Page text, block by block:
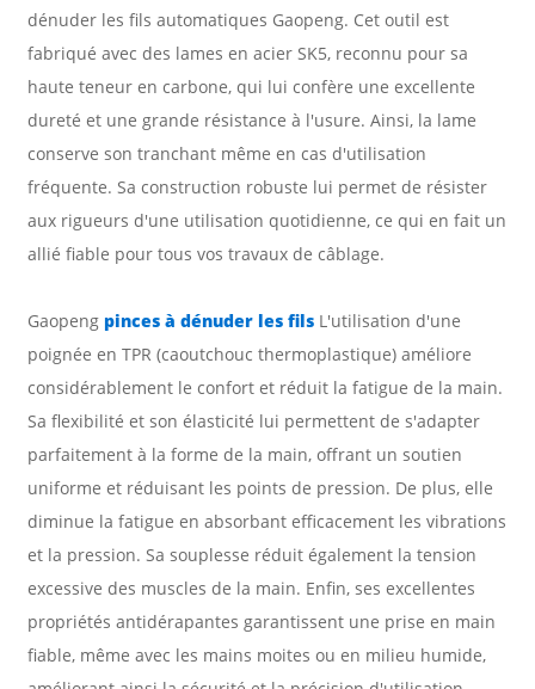
dénuder les fils automatiques Gaopeng. Cet outil est
fabriqué avec des lames en acier SK5, reconnu pour sa
haute teneur en carbone, qui lui confère une excellente
dureté et une grande résistance à l'usure. Ainsi, la lame
conserve son tranchant même en cas d'utilisation
fréquente. Sa construction robuste lui permet de résister
aux rigueurs d'une utilisation quotidienne, ce qui en fait un
allié fiable pour tous vos travaux de câblage.
Gaopeng pinces à dénuder les filsL'utilisation d'une
poignée en TPR (caoutchouc thermoplastique) améliore
considérablement le confort et réduit la fatigue de la main.
Sa flexibilité et son élasticité lui permettent de s'adapter
parfaitement à la forme de la main, offrant un soutien
uniforme et réduisant les points de pression. De plus, elle
diminue la fatigue en absorbant efficacement les vibrations
et la pression. Sa souplesse réduit également la tension
excessive des muscles de la main. Enfin, ses excellentes
propriétés antidérapantes garantissent une prise en main
fiable, même avec les mains moites ou en milieu humide,